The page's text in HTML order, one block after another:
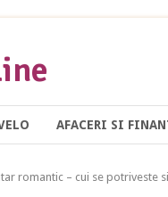
AFACERI SI
romantic – cui se potriveste